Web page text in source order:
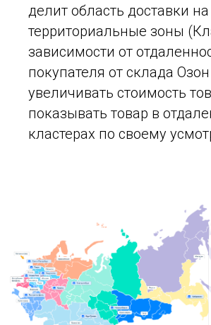
делит область доставки на
территориальные зоны
зависимости от
покупателя от склада
увеличивать стоимость
показывать товар в
кластерах по своему